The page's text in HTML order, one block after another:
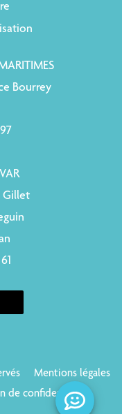
Bourrey
Gillet
Mentions légales
de confidentialité